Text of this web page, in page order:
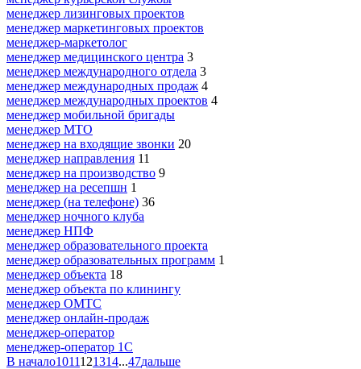
менеджер лизинговых проектов
менеджер маркетинговых проектов
менеджер-маркетолог
менеджер медицинского центра 3
менеджер международного отдела 3
менеджер международных продаж 4
менеджер международных проектов 4
менеджер мобильной бригады
менеджер МТО
менеджер на входящие звонки 20
менеджер направления 11
менеджер на производство 9
менеджер на ресепшн 1
менеджер (на телефоне) 36
менеджер ночного клуба
менеджер НПФ
менеджер образовательного проекта
менеджер образовательных программ 1
менеджер объекта 18
менеджер объекта по клинингу
менеджер ОМТС
менеджер онлайн-продаж
менеджер-оператор
менеджер-оператор 1С
В начало1011121314...47дальше